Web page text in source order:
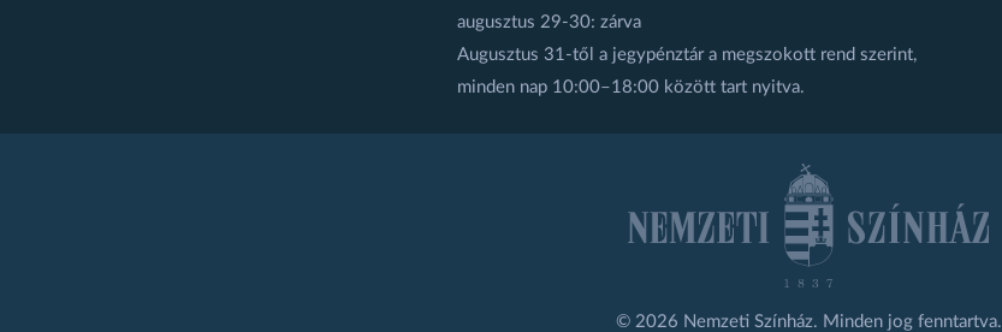
augusztus 29-30: zárva
Augusztus 31-től a jegypénztár a megszokott rend szerint,
minden nap 10:00–18:00 között tart nyitva.
© 2026 Nemzeti Színház. Minden jog fenntartva.